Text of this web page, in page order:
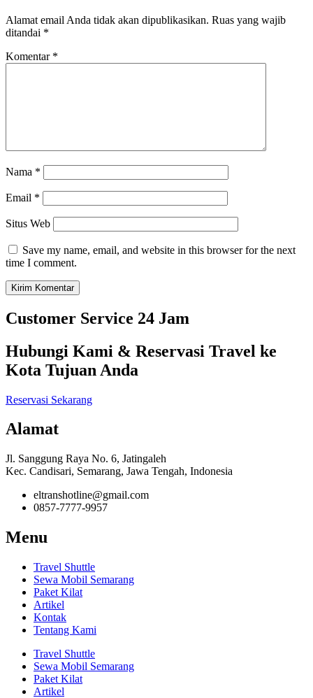
Alamat email Anda tidak akan dipublikasikan. Ruas yang wajib
ditandai *
Komentar *
Nama *
Email *
Situs Web
Save my name, email, and website in this browser for the next
time I comment.
Customer Service 24 Jam
Hubungi Kami & Reservasi Travel ke
Kota Tujuan Anda
Reservasi Sekarang
Alamat
Jl. Sanggung Raya No. 6, Jatingaleh
Kec. Candisari, Semarang, Jawa Tengah, Indonesia
eltranshotline@gmail.com
0857-7777-9957
Menu
Travel Shuttle
Sewa Mobil Semarang
Paket Kilat
Artikel
Kontak
Tentang Kami
Travel Shuttle
Sewa Mobil Semarang
Paket Kilat
Artikel